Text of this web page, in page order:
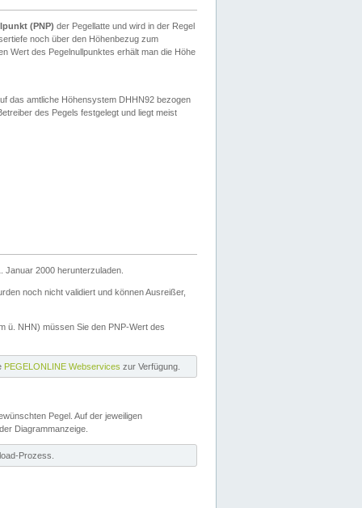
(PNP) der Pegellatte und wird in der Regel
noch über den Höhenbezug zum
Wert des Pegelnullpunktes erhält man die Höhe
das amtliche Höhensystem DHHN92 bezogen
des Pegels festgelegt und liegt meist
Januar 2000 herunterzuladen.
noch nicht validiert und können Ausreißer,
ü. NHN) müssen Sie den PNP-Wert des
PEGELONLINE Webservices zur Verfügung.
Pegel. Auf der jeweiligen
Diagrammanzeige.
Prozess.